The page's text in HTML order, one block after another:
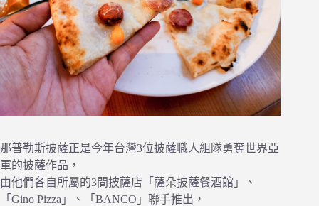
那普勒斯披薩正是今年台灣3位披薩職人組隊勇奪世界亞
軍的披薩作品，
由他們各自所屬的3間披薩店「薩朵披薩餐酒館」、
「Gino Pizza」、「BANCO」聯手推出，